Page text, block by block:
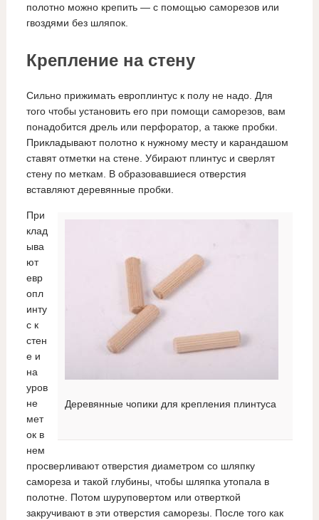
полотно можно крепить — с помощью саморезов или
гвоздями без шляпок.
Крепление на стену
Сильно прижимать европлинтус к полу не надо. Для
того чтобы установить его при помощи саморезов, вам
понадобится дрель или перфоратор, а также пробки.
Прикладывают полотно к нужному месту и карандашом
ставят отметки на стене. Убирают плинтус и сверлят
стену по меткам. В образовавшиеся отверстия
вставляют деревянные пробки.
Деревянные чопики для крепления плинтуса
При
клад
ыва
ют
евр
опл
инту
с к
стен
е и
на
уров
не
мет
ок в
нем
просверливают отверстия диаметром со шляпку
самореза и такой глубины, чтобы шляпка утопала в
полотне. Потом шуруповертом или отверткой
закручивают в эти отверстия саморезы. После того как